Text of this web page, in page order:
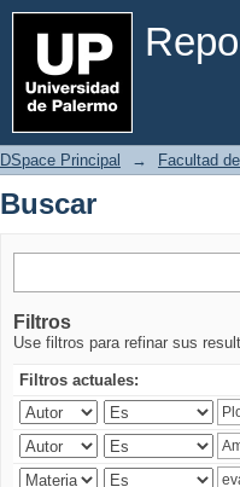
Buscar
DSpace Principal → Facultad
Buscar
Filtros
Use filtros para refinar sus
Filtros actuales: